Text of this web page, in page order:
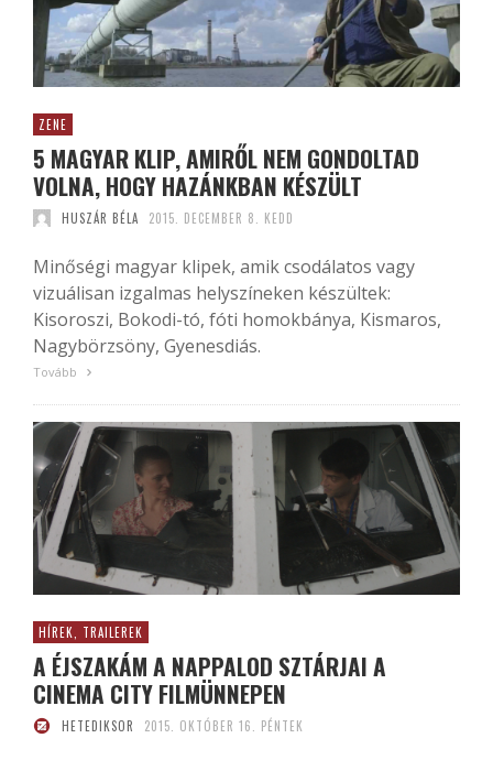
ZENE
5 MAGYAR KLIP, AMIRŐL NEM GONDOLTAD
VOLNA, HOGY HAZÁNKBAN KÉSZÜLT
HUSZÁR BÉLA 2015. DECEMBER 8. KEDD
Minőségi magyar klipek, amik csodálatos vagy
vizuálisan izgalmas helyszíneken készültek:
Kisoroszi, Bokodi-tó, fóti homokbánya, Kismaros,
Nagybörzsöny, Gyenesdiás.
Tovább
HÍREK, TRAILEREK
A ÉJSZAKÁM A NAPPALOD SZTÁRJAI A
CINEMA CITY FILMÜNNEPEN
HETEDIKSOR 2015. OKTÓBER 16. PÉNTEK